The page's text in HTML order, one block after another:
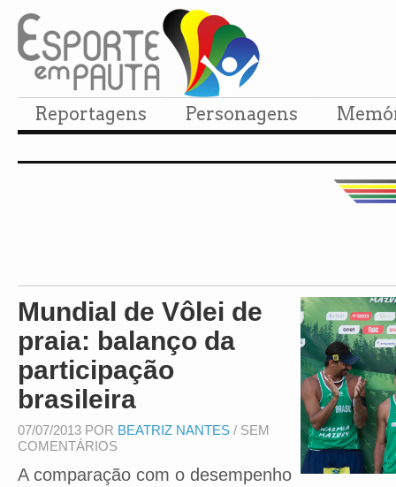
Reportagens Personagens
Mundial de Vôlei de
praia: balanço da
participação
brasileira
07/07/2013 POR BEATRIZ NANTES / SEM
COMENTÁRIOS
A comparação com o desempenho